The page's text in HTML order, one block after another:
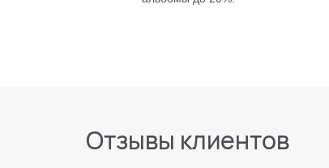
Отзывы клиентов